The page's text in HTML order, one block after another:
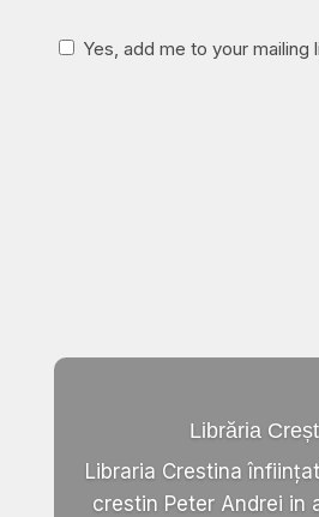
Yes, add me to your mailing
Librăria
Libraria Crestina
crestin Peter Andrei in